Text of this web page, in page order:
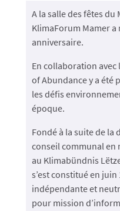
A la salle des fêtes du
KlimaForum Mamer
anniversaire.
En collaboration avec
of Abundance y a été
les défis
époque.
Fondé à la suite de la
conseil communal en
au Klimabündnis
s’est constitué en
indépendante et
pour mission